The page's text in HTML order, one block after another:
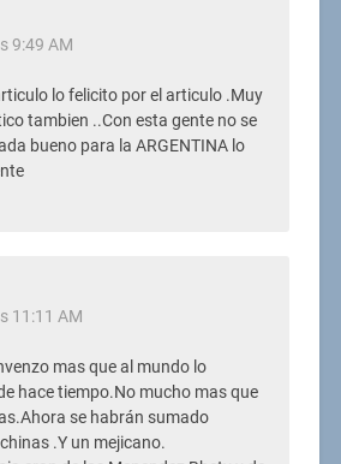
9:49 AM
lo felicito por el articulo .Muy
tambien ..Con esta gente no se
bueno para la ARGENTINA lo
11:11 AM
mas que al mundo lo
hace tiempo.No mucho mas que
se habrán sumado
.Y un mejicano.